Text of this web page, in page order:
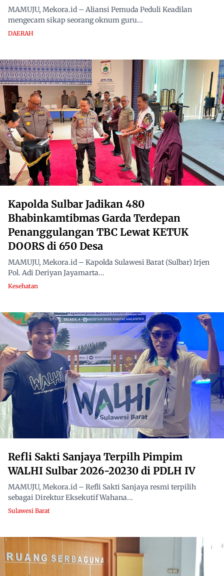
MAMUJU, Mekora.id – Aliansi Pemuda Peduli Keadilan
mengecam sikap seorang oknum guru...
DAERAH
Kapolda Sulbar Jadikan 480
Bhabinkamtibmas Garda Terdepan
Penanggulangan TBC Lewat KETUK
DOORS di 650 Desa
MAMUJU, Mekora.id – Kapolda Sulawesi Barat (Sulbar) Irjen
Pol. Adi Deriyan Jayamarta...
Kesehatan
Refli Sakti Sanjaya Terpilh Pimpim
WALHI Sulbar 2026-20230 di PDLH IV
MAMUJU, Mekora.id – Refli Sakti Sanjaya resmi terpilih
sebagai Direktur Eksekutif Wahana...
Sulawesi Barat